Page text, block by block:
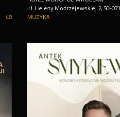
48
ul. Heleny Modrzejewskiej 2, 50-071
MUZYKA